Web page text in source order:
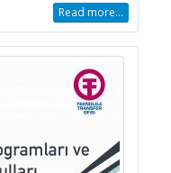
Read more...